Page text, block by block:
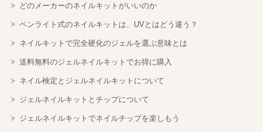
どのメーカーのネイルキットがいいのか
ペンライト式のネイルキットは、UVとはどう違う？
ネイルキットで完全硬化のジェルを選ぶ意味とは
送料無料のジェルネイルキットでお得に購入
ネイル検定とジェルネイルキットについて
ジェルネイルキットとチップについて
ジェルネイルキットでネイルチップを楽しもう